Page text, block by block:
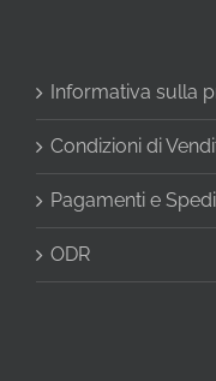
Informativa sulla
Condizioni di
Pagamenti e
ODR